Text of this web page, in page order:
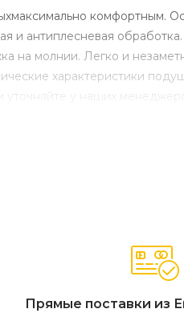
комфортным.
и антиплесневая
на молнии. Легко и
характеристики
у наших
Прямые поставки из